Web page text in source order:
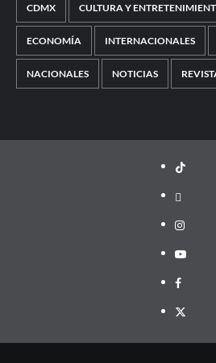
CDMX CULTURA Y
ECONOMÍA INTERNACIONALES
NACIONALES NOTICIAS
TikTok
threads
Youtube
Facebook
X